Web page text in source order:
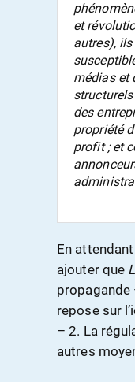
et
autres),
médias et
des
propriété
profit ; et
En
ajouter que
propagande
repose sur
– 2. La
autres